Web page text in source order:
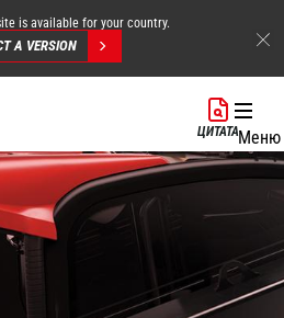
is available for your country.
A VERSION
ЦИТАТАМеню